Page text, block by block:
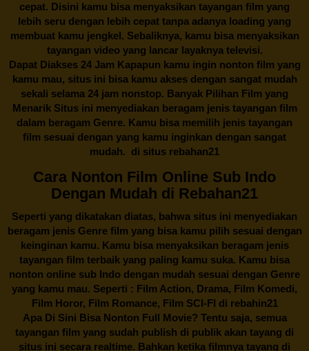
cepat. Disini kamu bisa menyaksikan tayangan film yang
lebih seru dengan lebih cepat tanpa adanya loading yang
membuat kamu jengkel. Sebaliknya, kamu bisa menyaksikan
tayangan video yang lancar layaknya televisi.
Dapat Diakses 24 Jam Kapapun kamu ingin nonton film yang
kamu mau, situs ini bisa kamu akses dengan sangat mudah
sekali selama 24 jam nonstop. Banyak Pilihan Film yang
Menarik Situs ini menyediakan beragam jenis tayangan film
dalam beragam Genre. Kamu bisa memilih jenis tayangan
film sesuai dengan yang kamu inginkan dengan sangat
mudah. di situs rebahan21
Cara Nonton Film Online Sub Indo
Dengan Mudah di Rebahan21
Seperti yang dikatakan diatas, bahwa situs ini menyediakan
beragam jenis Genre film yang bisa kamu pilih sesuai dengan
keinginan kamu. Kamu bisa menyaksikan beragam jenis
tayangan film terbaik yang paling kamu suka. Kamu bisa
nonton online sub Indo dengan mudah sesuai dengan Genre
yang kamu mau. Seperti : Film Action, Drama, Film Komedi,
Film Horor, Film Romance, Film SCI-FI di rebahin21
Apa Di Sini Bisa Nonton Full Movie? Tentu saja, semua
tayangan film yang sudah publish di publik akan tayang di
situs ini secara realtime. Bahkan ketika filmnya tayang di